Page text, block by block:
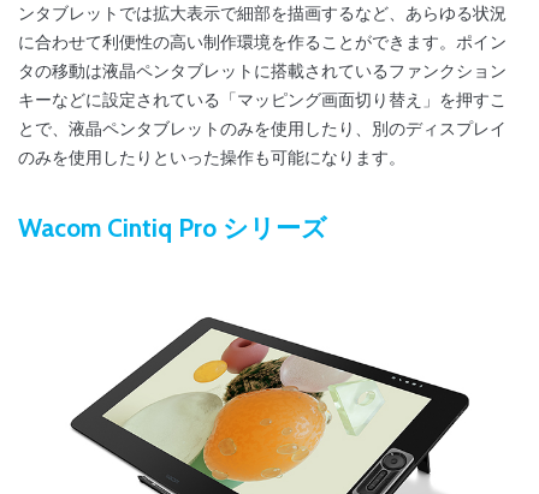
ンタブレットでは拡大表示で細部を描画するなど、あらゆる状況
に合わせて利便性の高い制作環境を作ることができます。ポイン
タの移動は液晶ペンタブレットに搭載されているファンクション
キーなどに設定されている「マッピング画面切り替え」を押すこ
とで、液晶ペンタブレットのみを使用したり、別のディスプレイ
のみを使用したりといった操作も可能になります。
Wacom Cintiq Pro シリーズ